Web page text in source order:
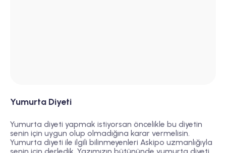
Yumurta Diyeti
Yumurta diyeti yapmak istiyorsan öncelikle bu diyetin
senin için uygun olup olmadığına karar vermelisin.
Yumurta diyeti ile ilgili bilinmeyenleri Askipo uzmanlığıyla